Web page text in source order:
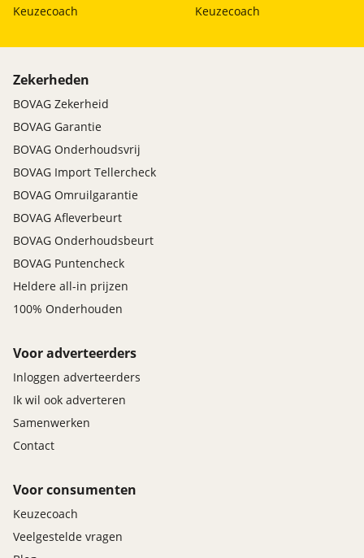
Keuzecoach
Keuzecoach
Zekerheden
BOVAG Zekerheid
BOVAG Garantie
BOVAG Onderhoudsvrij
BOVAG Import Tellercheck
BOVAG Omruilgarantie
BOVAG Afleverbeurt
BOVAG Onderhoudsbeurt
BOVAG Puntencheck
Heldere all-in prijzen
100% Onderhouden
Voor adverteerders
Inloggen adverteerders
Ik wil ook adverteren
Samenwerken
Contact
Voor consumenten
Keuzecoach
Veelgestelde vragen